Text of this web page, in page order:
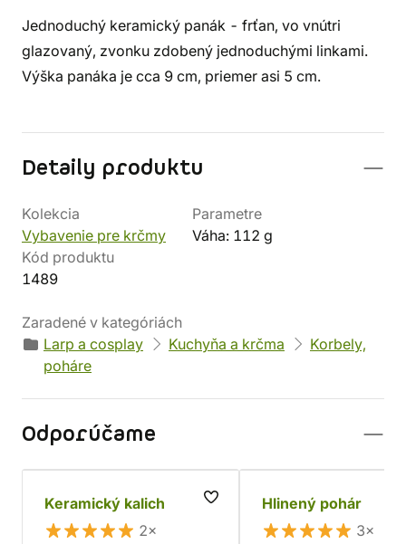
Jednoduchý keramický panák - frťan, vo vnútri
glazovaný, zvonku zdobený jednoduchými linkami.
Výška panáka je cca 9 cm, priemer asi 5 cm.
Detaily produktu
Kolekcia
Vybavenie pre krčmy
Parametre
Váha: 112 g
Kód produktu
1489
Zaradené v kategóriách
Larp a cosplay
Kuchyňa a krčma
Korbely,
poháre
Odporúčame
Keramický kalich
2×
Hlinený pohár
3×